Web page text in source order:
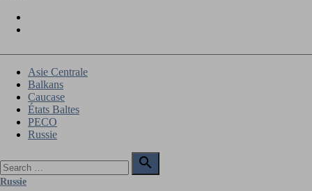
Asie Centrale
Balkans
Caucase
États Baltes
PECO
Russie
for:

Search
Russie